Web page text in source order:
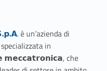
. è un’azienda di
in
𝗺𝗲𝗰𝗰𝗮𝘁𝗿𝗼𝗻𝗶𝗰𝗮, che